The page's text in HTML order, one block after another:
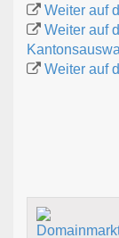
Weiter auf
Weiter auf
Weiter auf